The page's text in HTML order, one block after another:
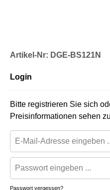
Artikel-Nr: DGE-BS121N
Login
Bitte registrieren Sie sich
Preisinformationen sehen
Passwort vergessen?